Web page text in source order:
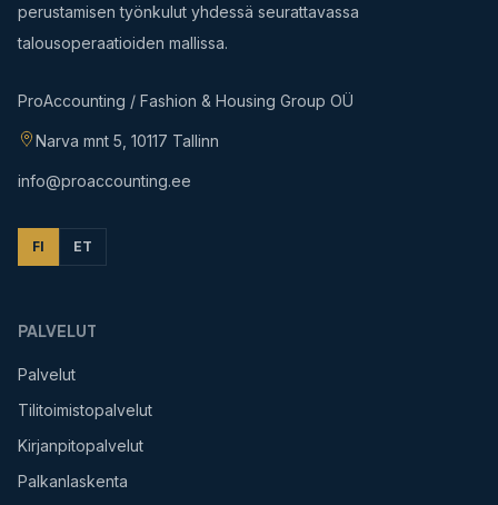
perustamisen työnkulut yhdessä seurattavassa
talousoperaatioiden mallissa.
ProAccounting / Fashion & Housing Group OÜ
Narva mnt 5, 10117 Tallinn
info@proaccounting.ee
FI ET
PALVELUT
Palvelut
Tilitoimistopalvelut
Kirjanpitopalvelut
Palkanlaskenta